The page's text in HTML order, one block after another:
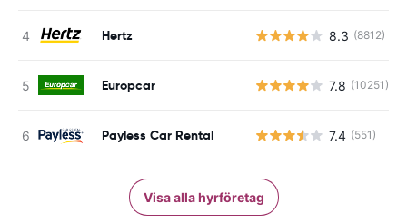
Hertz 8.3 (8812)
Europcar 7.8 (10251)
Payless Car Rental 7.4 (551)
Visa alla hyrföretag